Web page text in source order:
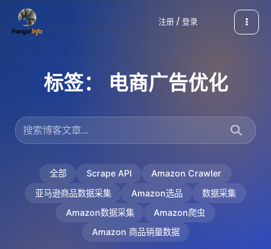
注册 / 登录
标签： 电商广告优化
全部 Scrape API
Amazon Crawler
亚马逊商品数据采集
Amazon选品
数据采集
Amazon数据采集
Amazon爬虫
Amazon 商品销量数据